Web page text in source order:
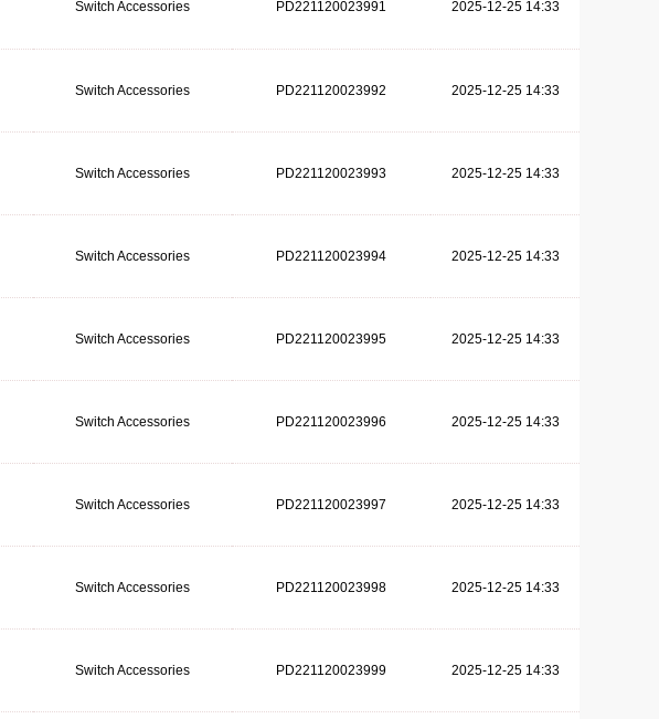
Switch Accessories PD221120023991 2025-12-25 14:33
Switch Accessories PD221120023992 2025-12-25 14:33
Switch Accessories PD221120023993 2025-12-25 14:33
Switch Accessories PD221120023994 2025-12-25 14:33
Switch Accessories PD221120023995 2025-12-25 14:33
Switch Accessories PD221120023996 2025-12-25 14:33
Switch Accessories PD221120023997 2025-12-25 14:33
Switch Accessories PD221120023998 2025-12-25 14:33
Switch Accessories PD221120023999 2025-12-25 14:33